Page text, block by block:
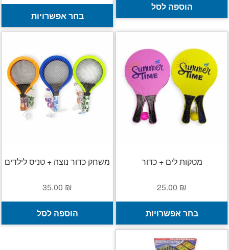
הוספה לסל
בחר אפשרויות
מטקות לים + כדור
25.00 ₪
בחר אפשרויות
יש
משחק כדור נוצה + טניס לילדים
35.00 ₪
הוספה לסל